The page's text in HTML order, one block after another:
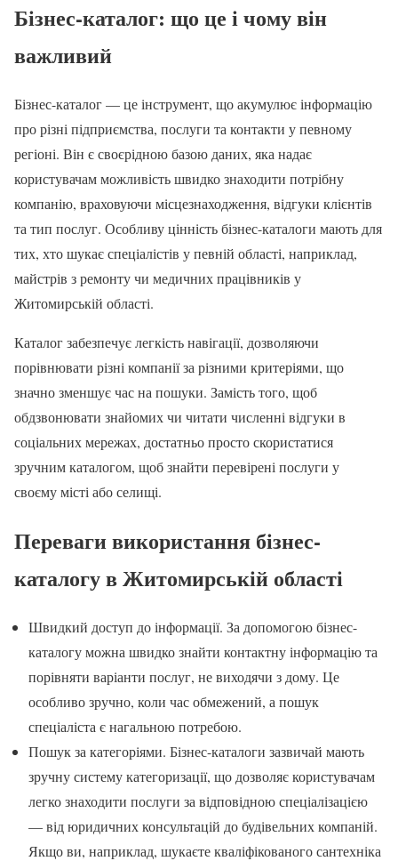
Бізнес-каталог: що це і чому він
важливий
Бізнес-каталог — це інструмент, що акумулює інформацію
про різні підприємства, послуги та контакти у певному
регіоні. Він є своєрідною базою даних, яка надає
користувачам можливість швидко знаходити потрібну
компанію, враховуючи місцезнаходження, відгуки клієнтів
та тип послуг. Особливу цінність бізнес-каталоги мають для
тих, хто шукає спеціалістів у певній області, наприклад,
майстрів з ремонту чи медичних працівників у
Житомирській області.
Каталог забезпечує легкість навігації, дозволяючи
порівнювати різні компанії за різними критеріями, що
значно зменшує час на пошуки. Замість того, щоб
обдзвонювати знайомих чи читати численні відгуки в
соціальних мережах, достатньо просто скористатися
зручним каталогом, щоб знайти перевірені послуги у
своєму місті або селищі.
Переваги використання бізнес-
каталогу в Житомирській області
Швидкий доступ до інформації. За допомогою бізнес-
каталогу можна швидко знайти контактну інформацію та
порівняти варіанти послуг, не виходячи з дому. Це
особливо зручно, коли час обмежений, а пошук
спеціаліста є нагальною потребою.
Пошук за категоріями. Бізнес-каталоги зазвичай мають
зручну систему категоризації, що дозволяє користувачам
легко знаходити послуги за відповідною спеціалізацією
— від юридичних консультацій до будівельних компаній.
Якщо ви, наприклад, шукаєте кваліфікованого сантехніка